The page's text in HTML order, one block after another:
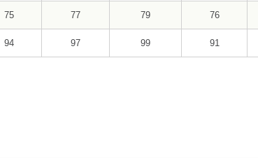
75 77 79 76
94 97 99 91